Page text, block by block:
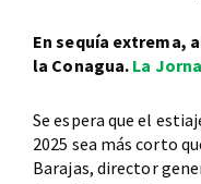
En sequía extrema,
la Conagua. La
Se espera que el
2025 sea más corto
Barajas, director